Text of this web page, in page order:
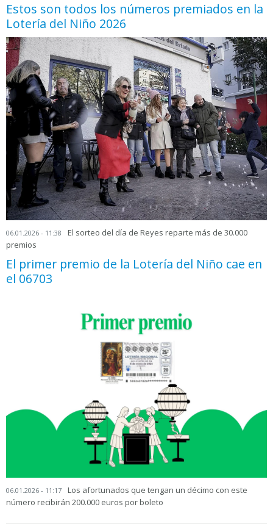
Estos son todos los números premiados en la
Lotería del Niño 2026
06.01.2026 - 11:38
El sorteo del día de Reyes reparte más de 30.000
premios
El primer premio de la Lotería del Niño cae en
el 06703
06.01.2026 - 11:17
Los afortunados que tengan un décimo con este
número recibirán 200.000 euros por boleto